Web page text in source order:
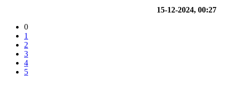
15-12-2024, 00:27
0
1
2
3
4
5